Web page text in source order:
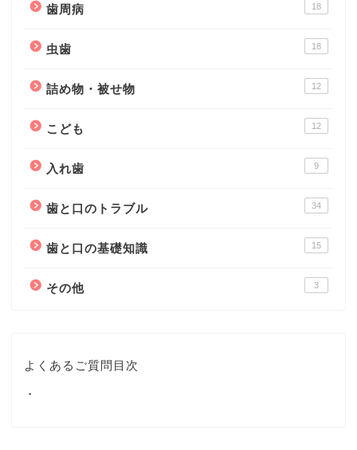
歯周病 18
虫歯 18
詰め物・被せ物 12
こども 12
入れ歯 9
歯と口のトラブル 34
歯と口の基礎知識 15
その他 3
よくあるご質問目次
・